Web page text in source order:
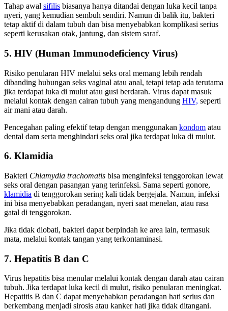
Tahap awal sifilis biasanya hanya ditandai dengan luka kecil tanpa
nyeri, yang kemudian sembuh sendiri. Namun di balik itu, bakteri
tetap aktif di dalam tubuh dan bisa menyebabkan komplikasi serius
seperti kerusakan otak, jantung, dan sistem saraf.
5. HIV (Human Immunodeficiency Virus)
Risiko penularan HIV melalui seks oral memang lebih rendah
dibanding hubungan seks vaginal atau anal, tetapi tetap ada terutama
jika terdapat luka di mulut atau gusi berdarah. Virus dapat masuk
melalui kontak dengan cairan tubuh yang mengandung HIV, seperti
air mani atau darah.
Pencegahan paling efektif tetap dengan menggunakan kondom atau
dental dam serta menghindari seks oral jika terdapat luka di mulut.
6. Klamidia
Bakteri Chlamydia trachomatis bisa menginfeksi tenggorokan lewat
seks oral dengan pasangan yang terinfeksi. Sama seperti gonore,
klamidia di tenggorokan sering kali tidak bergejala. Namun, infeksi
ini bisa menyebabkan peradangan, nyeri saat menelan, atau rasa
gatal di tenggorokan.
Jika tidak diobati, bakteri dapat berpindah ke area lain, termasuk
mata, melalui kontak tangan yang terkontaminasi.
7. Hepatitis B dan C
Virus hepatitis bisa menular melalui kontak dengan darah atau cairan
tubuh. Jika terdapat luka kecil di mulut, risiko penularan meningkat.
Hepatitis B dan C dapat menyebabkan peradangan hati serius dan
berkembang menjadi sirosis atau kanker hati jika tidak ditangani.